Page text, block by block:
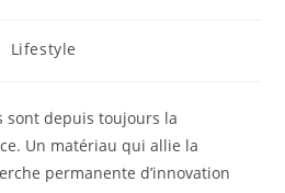
Lifestyle
sont depuis toujours la
Un matériau qui allie la
permanente d’innovation